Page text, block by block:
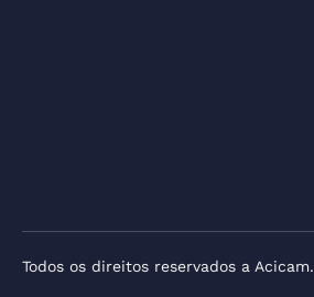
Todos os direitos reservados a Acicam.